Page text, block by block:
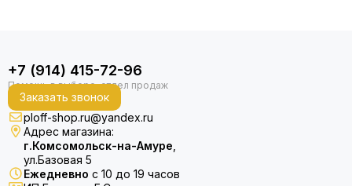
+7 (914) 415-72-96
Заказать звонок
ploff-shop.ru@yandex.ru
Адрес магазина:
г.Комсомольск-на-Амуре
ул.Базовая 5
Ежедневно с 10 до 19 часов